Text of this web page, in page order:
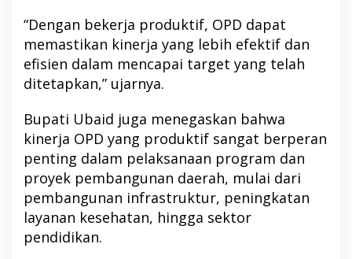
“Dengan bekerja produktif, OPD dapat
memastikan kinerja yang lebih efektif dan
efisien dalam mencapai target yang telah
ditetapkan,” ujarnya.
Bupati Ubaid juga menegaskan bahwa
kinerja OPD yang produktif sangat berperan
penting dalam pelaksanaan program dan
proyek pembangunan daerah, mulai dari
pembangunan infrastruktur, peningkatan
layanan kesehatan, hingga sektor
pendidikan.